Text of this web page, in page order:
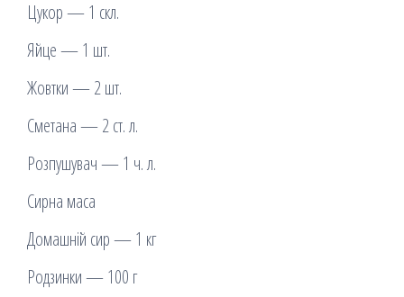
Цукор — 1 скл.
Яйце — 1 шт.
Жовтки — 2 шт.
Сметана — 2 ст. л.
Розпушувач — 1 ч. л.
Сирна маса
Домашній сир — 1 кг
Родзинки — 100 г